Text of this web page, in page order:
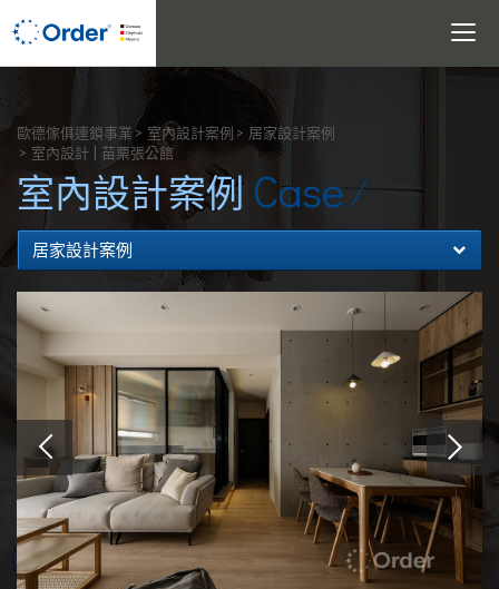
Toggle
歐德傢俱連鎖事業 室內設計案例
居家設計案例
室內設計 | 苗栗張公館
室內設計案例 Case
居家設計案例